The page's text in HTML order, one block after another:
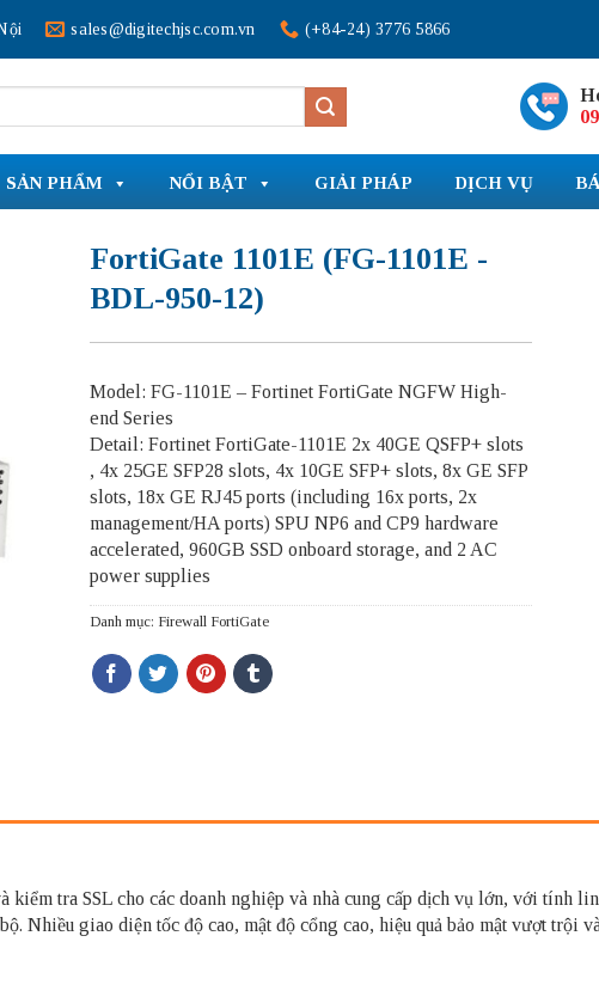
sales@digitechjsc.com.vn (+84-24) 3776 5866
SẢN PHẨM NỔI BẬT GIẢI PHÁP DỊCH VỤ
FortiGate 1101E (FG-1101E -
BDL-950-12)
Model: FG-1101E – Fortinet FortiGate NGFW High-
end Series
Detail: Fortinet FortiGate-1101E 2x 40GE QSFP+ slots
, 4x 25GE SFP28 slots, 4x 10GE SFP+ slots, 8x GE SFP
slots, 18x GE RJ45 ports (including 16x ports, 2x
management/HA ports) SPU NP6 and CP9 hardware
accelerated, 960GB SSD onboard storage, and 2 AC
power supplies
Danh mục: Firewall FortiGate
kiểm tra SSL cho các doanh nghiệp và nhà cung cấp dịch vụ lớn, với tính
Nhiều giao diện tốc độ cao, mật độ cổng cao, hiệu quả bảo mật vượt trội